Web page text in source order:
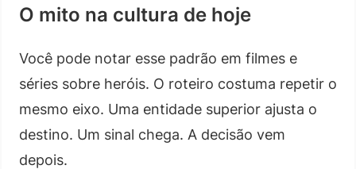
O mito na cultura de hoje
Você pode notar esse padrão em filmes e
séries sobre heróis. O roteiro costuma repetir o
mesmo eixo. Uma entidade superior ajusta o
destino. Um sinal chega. A decisão vem
depois.